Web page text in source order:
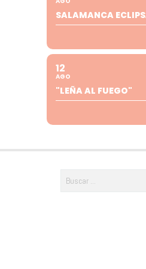
SALAMANCA
12
AGO
"LEÑA AL FUEGO"